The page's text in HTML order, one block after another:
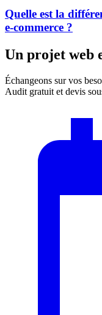
Quelle est la
e-commerce ?
Un projet web
Échangeons sur vos
Audit gratuit et devis